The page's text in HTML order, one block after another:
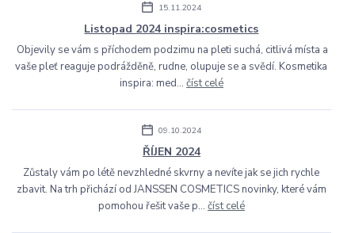
15.11.2024
Listopad 2024 inspira:cosmetics
Objevily se vám s příchodem podzimu na pleti suchá, citlivá místa a
vaše pleť reaguje podrážděně, rudne, olupuje se a svědí. Kosmetika
inspira: med... číst celé
09.10.2024
ŘÍJEN 2024
Zůstaly vám po létě nevzhledné skvrny a nevíte jak se jich rychle
zbavit. Na trh přichází od JANSSEN COSMETICS novinky, které vám
pomohou řešit vaše p... číst celé